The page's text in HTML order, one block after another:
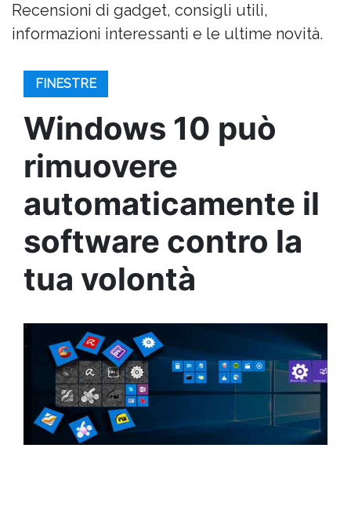
Recensioni di gadget, consigli utili,
informazioni interessanti e le ultime novità.
FINESTRE
Windows 10 può
rimuovere
automaticamente il
software contro la
tua volontà